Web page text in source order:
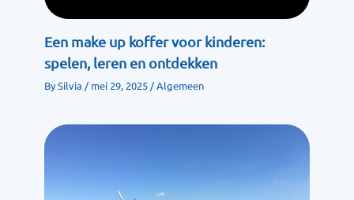
Een make up koffer voor kinderen:
spelen, leren en ontdekken
BySilvia /mei 29, 2025 /Algemeen